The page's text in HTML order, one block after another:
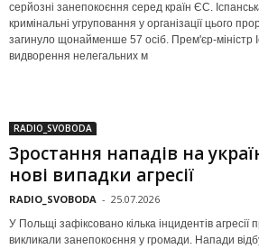
серйозні занепокоєння серед країн ЄС.
кримінальні угруповання у організації цього
загинуло щонайменше 57 осіб. Прем'єр-міністр
видворення нелегальних м
RADIO_SVOBODA
Зростання нападів на
нові випадки агресії
RADIO_SVOBODA - 25.07.2026
У Польщі зафіксовано кілька інцидентів агресії
викликали занепокоєння у громади. Напади